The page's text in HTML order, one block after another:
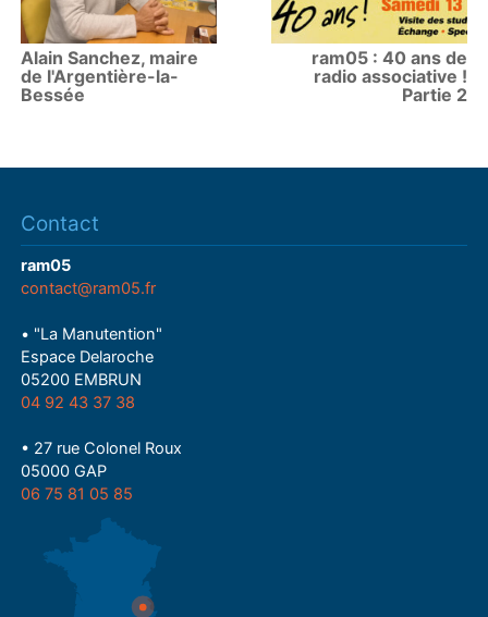
Alain Sanchez, maire
de l'Argentière-la-
Bessée
ram05 : 40 ans de
radio associative !
Partie 2
Contact
ram05
contact@ram05.fr
• "La Manutention"
Espace Delaroche
05200 EMBRUN
04 92 43 37 38
• 27 rue Colonel Roux
05000 GAP
06 75 81 05 85